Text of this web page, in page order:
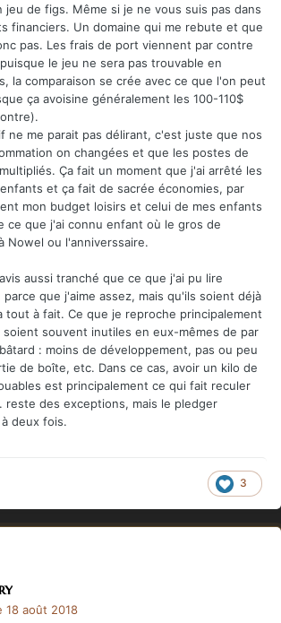
jeu de figs. Même si je ne vous suis pas dans
financiers. Un domaine qui me rebute et que
pas. Les frais de port viennent par contre
le jeu ne sera pas trouvable en
la comparaison se crée avec ce que l'on peut
ça avoisine généralement les 100-110$
ne me parait pas délirant, c'est juste que nos
on changées et que les postes de
Ça fait un moment que j'ai arrêté les
et ça fait de sacrée économies, par
mon budget loisirs et celui de mes enfants
ce que j'ai connu enfant où le gros de
Nowel ou l'anniverssaire.
aussi tranché que ce que j'ai pu lire
que j'aime assez, mais qu'ils soient déjà
tout à fait. Ce que je reproche principalement
soient souvent inutiles en eux-mêmes de par
: moins de développement, pas ou peu
de boîte, etc. Dans ce cas, avoir un kilo de
est principalement ce qui fait reculer
reste des exceptions, mais le pledger
deux fois.
3
18 août 2018